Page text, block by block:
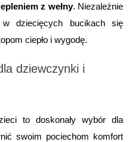
z wełny. Niezależnie
dziecięcych bucikach się
ciepło i wygodę.
dziewczynki i
to doskonały wybór dla
swoim pociechom komfort